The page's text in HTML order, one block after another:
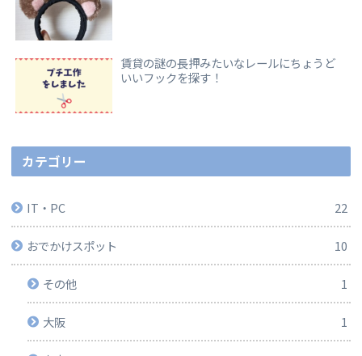
賃貸の謎の長押みたいなレールにちょうど
いいフックを探す！
カテゴリー
IT・PC 22
おでかけスポット 10
その他 1
大阪 1